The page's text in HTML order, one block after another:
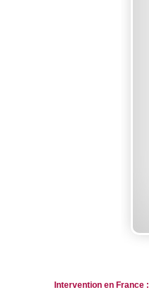
Intervention en France :